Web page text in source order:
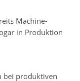
Machine-
in Produktion
bei produktiven